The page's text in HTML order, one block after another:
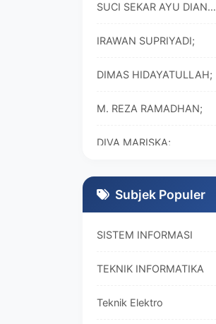
SUCI SEKAR AYU DIAN WALANDARI;
IRAWAN SUPRIYADI;
DIMAS HIDAYATULLAH;
M. REZA RAMADHAN;
DIVA MARISKA;
Subjek Populer
SISTEM INFORMASI
TEKNIK INFORMATIKA
Teknik Elektro